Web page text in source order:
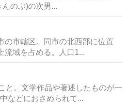
のぶ)の次男...
の市轄区。同市の北西部に位置
域を占める。人口1...
と。文学作品や著述したものが一
などにおさめられて...